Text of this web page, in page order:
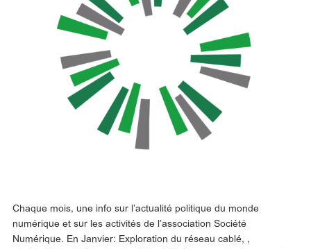
Chaque mois, une info sur l’actualité politique du monde
numérique et sur les activités de l’association Société
Numérique. En Janvier: Exploration du réseau cablé, ,